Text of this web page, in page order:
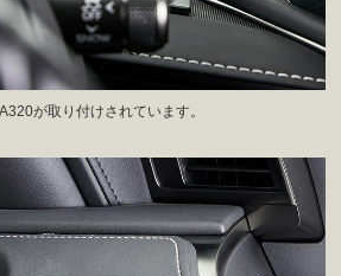
が取り付けされています。